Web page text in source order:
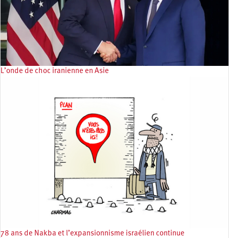
L’onde de choc iranienne en Asie
78 ans de Nakba et l’expansionnisme israélien continue